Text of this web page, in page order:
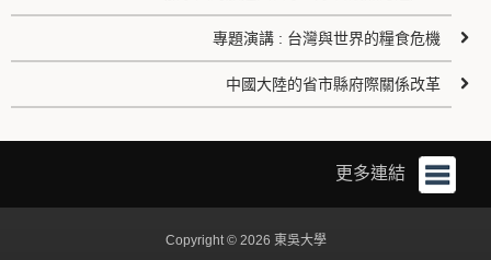
專題演講 : 台灣與世界的糧食危機
中國大陸的省市縣府際關係改革
更多連結
Copyright © 2026 東吳大學